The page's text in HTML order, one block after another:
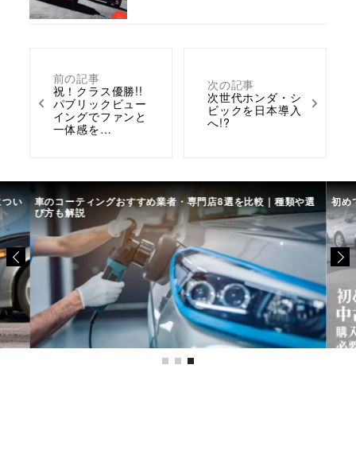
前の記事
祝！クラス優勝!!
パブリックビュー
イングでファンと
一体感を…
次の記事
次世代ホンダ・シ
ビックを日本導入
へ!?
い 車のコーティングおすすめ業者・専門店8選を比較｜種類や選
び方も解説
初め